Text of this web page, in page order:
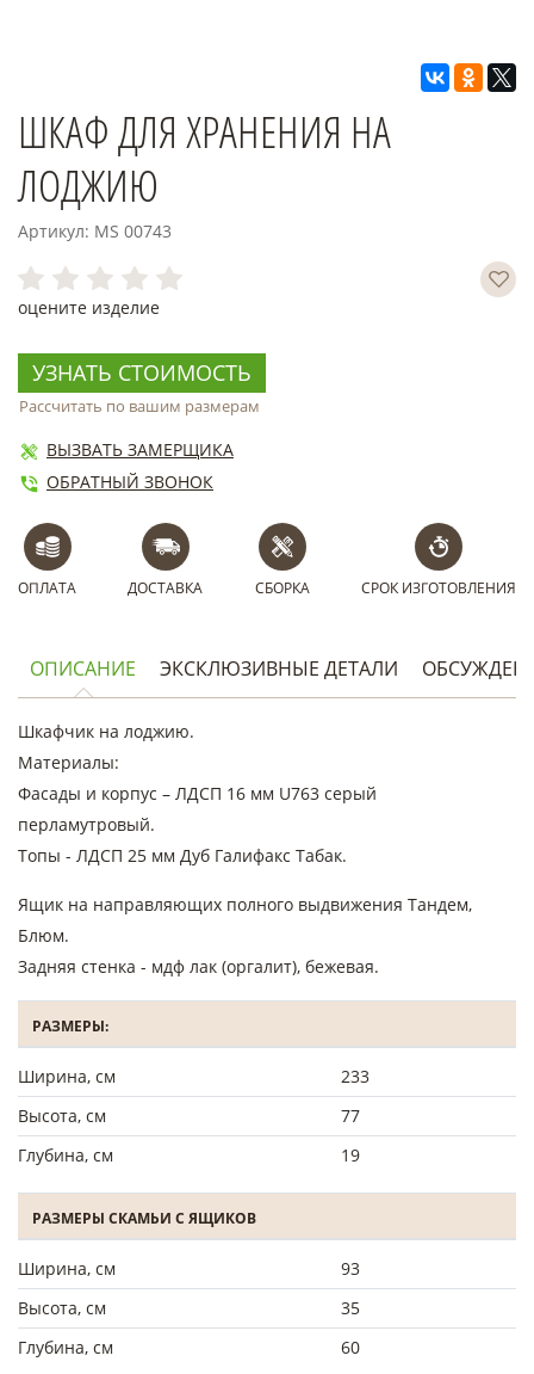
ШКАФ ДЛЯ ХРАНЕНИЯ НА
ЛОДЖИЮ
Артикул: MS 00743
оцените изделие
УЗНАТЬ СТОИМОСТЬ
Рассчитать по вашим размерам
ВЫЗВАТЬ ЗАМЕРЩИКА
ОБРАТНЫЙ ЗВОНОК
ОПЛАТА ДОСТАВКА СБОРКА СРОК ИЗГОТОВЛЕНИЯ
ОПИСАНИЕ ЭКСКЛЮЗИВНЫЕ ДЕТАЛИ
Шкафчик на лоджию.
Материалы:
Фасады и корпус – ЛДСП 16 мм U763 серый
перламутровый.
Топы - ЛДСП 25 мм Дуб Галифакс Табак.
Ящик на направляющих полного выдвижения Тандем,
Блюм.
Задняя стенка - мдф лак (оргалит), бежевая.
РАЗМЕРЫ:
Ширина, см
233
Высота, см
77
Глубина, см
19
РАЗМЕРЫ СКАМЬИ С ЯЩИКОВ
Ширина, см
93
Высота, см
35
Глубина, см
60